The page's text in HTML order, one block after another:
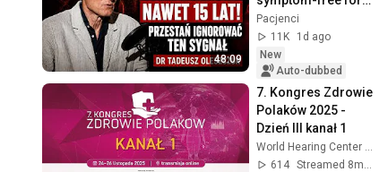
48:09
up to 15 years! This
free habit could
save you
Pacjenci
11K
1d ago
New
Auto-dubbed
7. Kongres Zdrowie
Polaków 2025 -
Dzień III kanał 1
614